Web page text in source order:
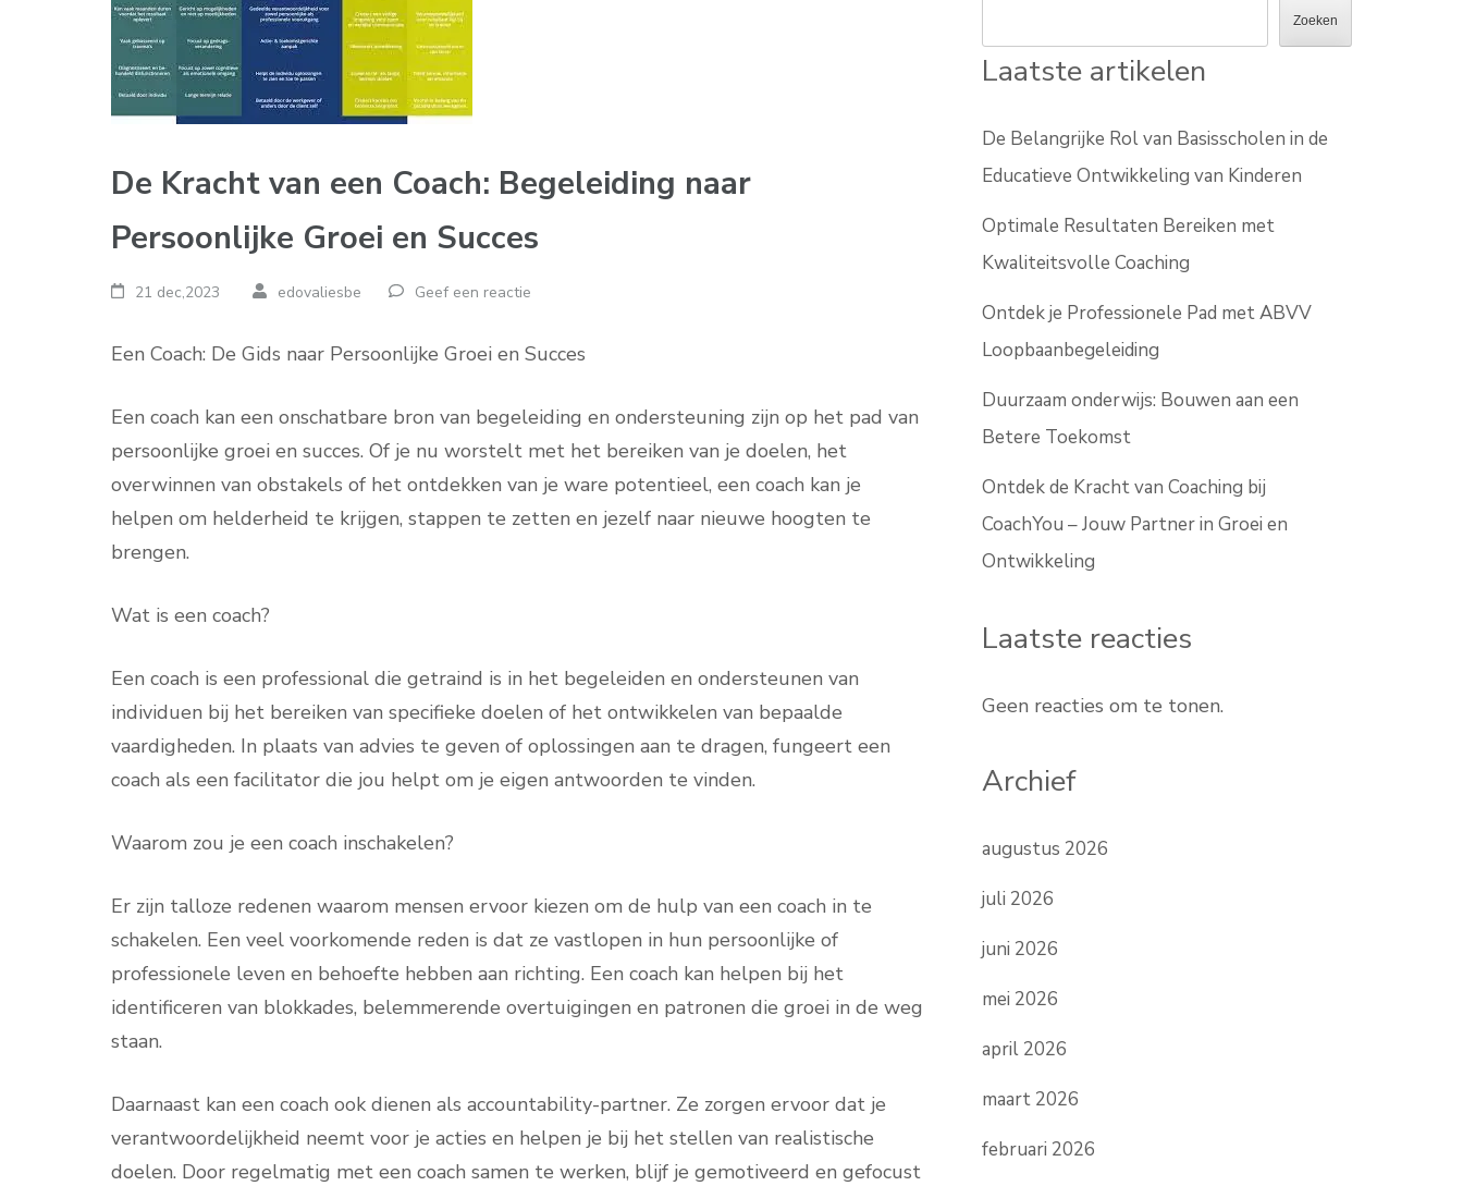
De Kracht van een Coach: Begeleiding naar
Persoonlijke Groei en Succes
21 dec,2023 edovaliesbe Geef een reactie
Een Coach: De Gids naar Persoonlijke Groei en Succes
Een coach kan een onschatbare bron van begeleiding en ondersteuning zijn op het pad van
persoonlijke groei en succes. Of je nu worstelt met het bereiken van je doelen, het
overwinnen van obstakels of het ontdekken van je ware potentieel, een coach kan je
helpen om helderheid te krijgen, stappen te zetten en jezelf naar nieuwe hoogten te
brengen.
Wat is een coach?
Een coach is een professional die getraind is in het begeleiden en ondersteunen van
individuen bij het bereiken van specifieke doelen of het ontwikkelen van bepaalde
vaardigheden. In plaats van advies te geven of oplossingen aan te dragen, fungeert een
coach als een facilitator die jou helpt om je eigen antwoorden te vinden.
Waarom zou je een coach inschakelen?
Er zijn talloze redenen waarom mensen ervoor kiezen om de hulp van een coach in te
schakelen. Een veel voorkomende reden is dat ze vastlopen in hun persoonlijke of
professionele leven en behoefte hebben aan richting. Een coach kan helpen bij het
identificeren van blokkades, belemmerende overtuigingen en patronen die groei in de weg
staan.
Daarnaast kan een coach ook dienen als accountability-partner. Ze zorgen ervoor dat je
verantwoordelijkheid neemt voor je acties en helpen je bij het stellen van realistische
doelen. Door regelmatig met een coach samen te werken, blijf je gemotiveerd en gefocust
Zoeken
Laatste artikelen
De Belangrijke Rol van Basisscholen in de
Educatieve Ontwikkeling van Kinderen
Optimale Resultaten Bereiken met
Kwaliteitsvolle Coaching
Ontdek je Professionele Pad met ABVV
Loopbaanbegeleiding
Duurzaam onderwijs: Bouwen aan een
Betere Toekomst
Ontdek de Kracht van Coaching bij
CoachYou – Jouw Partner in Groei en
Ontwikkeling
Laatste reacties
Geen reacties om te tonen.
Archief
augustus 2026
juli 2026
juni 2026
mei 2026
april 2026
maart 2026
februari 2026